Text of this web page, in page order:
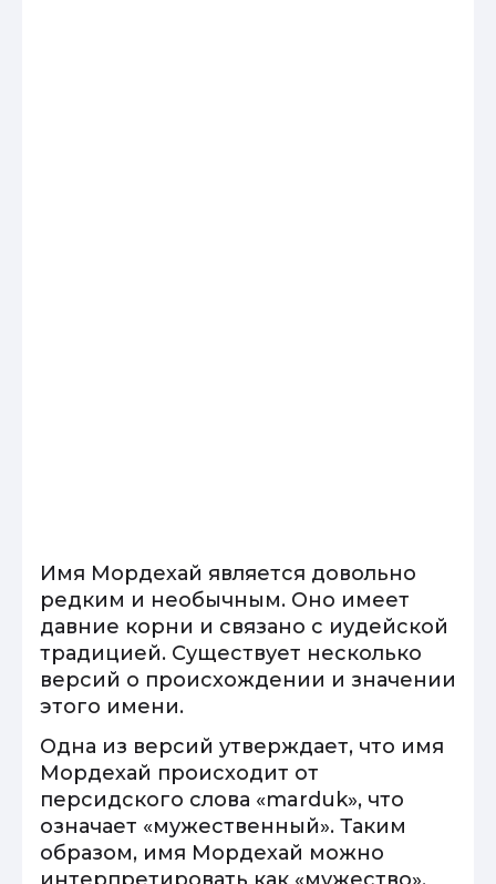
Имя Мордехай является довольно
редким и необычным. Оно имеет
давние корни и связано с иудейской
традицией. Существует несколько
версий о происхождении и значении
этого имени.
Одна из версий утверждает, что имя
Мордехай происходит от
персидского слова «marduk», что
означает «мужественный». Таким
образом, имя Мордехай можно